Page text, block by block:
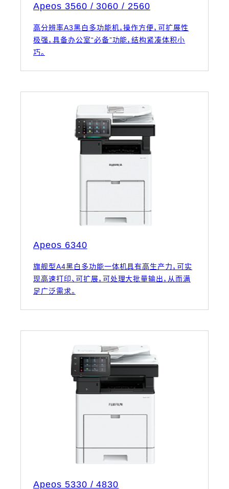
Apeos 3560 / 3060 / 2560
高分辨率A3黑白多功能机，操作方便，可扩展性
极强，具备办公室“必备”功能，结构紧凑体积小
巧。
Apeos 6340
旗舰型A4黑白多功能一体机具有高生产力，可实
现高速打印、可扩展，可处理大批量输出，从而满
足广泛需求。
Apeos 5330 / 4830